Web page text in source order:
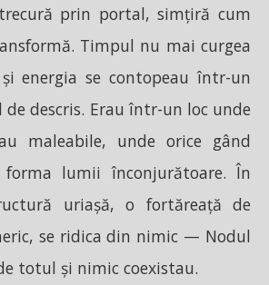
prin portal, simțiră cum
Timpul nu mai curgea
energia se contopeau într-un
descris. Erau într-un loc unde
maleabile, unde orice gând
lumii înconjurătoare. În
uriașă, o fortăreață de
se ridica din nimic — Nodul
totul și nimic coexistau.